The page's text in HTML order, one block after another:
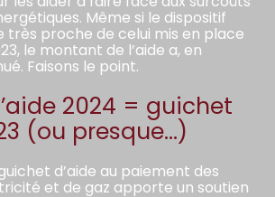
Même si le dispositif
très proche de celui mis en place
le montant de l’aide a, en
Faisons le point.
2024 = guichet
(ou presque…)
d’aide au paiement des
et de gaz apporte un soutien